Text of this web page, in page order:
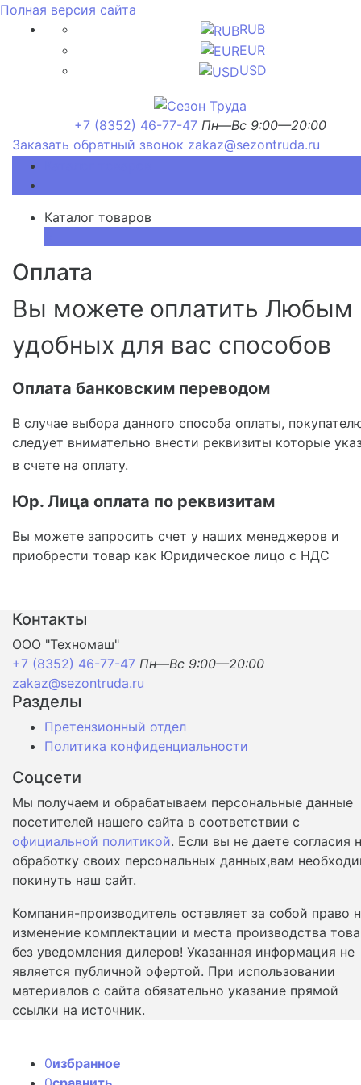
Полная версия сайта
RUB
EUR
USD
+7 (8352) 46-77-47 Пн—Вс 9:00—20:00
Заказать обратный звонок zakaz@sezontruda.ru
Каталог товаров
Оплата
Вы можете оплатить Любым
удобных для вас способов
Оплата банковским переводом
В случае выбора данного способа оплаты,
следует внимательно внести реквизиты которые
в счете на оплату.
Юр. Лица оплата по реквизитам
Вы можете запросить счет у наших менеджеров и
приобрести товар как Юридическое лицо с НДС
Контакты
ООО "Техномаш"
+7 (8352) 46-77-47 Пн—Вс 9:00—20:00
zakaz@sezontruda.ru
Разделы
Претензионный отдел
Политика конфиденциальности
Соцсети
Мы получаем и обрабатываем персональные данные
посетителей нашего сайта в соответствии с
официальной политикой. Если вы не даете согласия
обработку своих персональных данных,вам
покинуть наш сайт.
Компания-производитель оставляет за собой право
изменение комплектации и места производства
без уведомления дилеров! Указанная информация не
является публичной офертой. При использовании
материалов с сайта обязательно указание прямой
ссылки на источник.
0избранное